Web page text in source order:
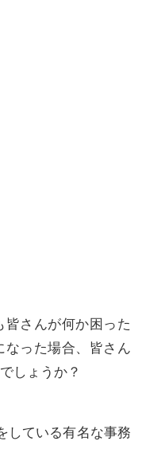
さんが何か困った
った場合、皆さん
しょうか？
している有名な事務